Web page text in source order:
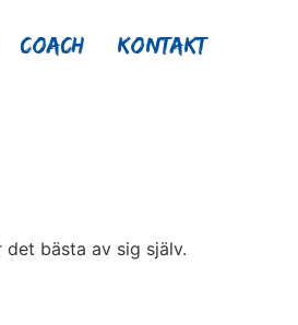
Coach Kontakt
bästa av sig själv.